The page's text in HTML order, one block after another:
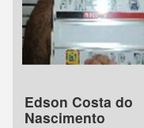
Edson Costa do
Nascimento